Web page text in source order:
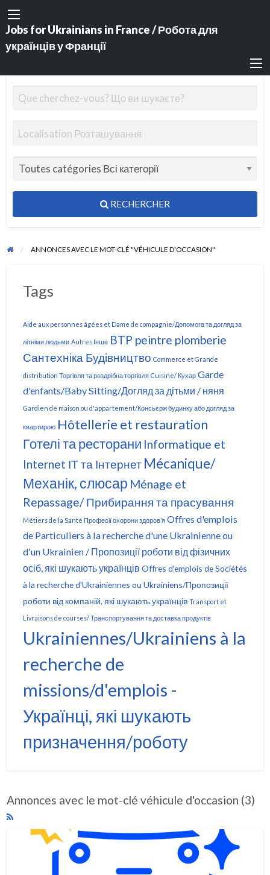
Jobs for Ukrainians in France / Робота для
українців у Франції
RECHERCHER
ANNONCES AVEC LE MOT-CLÉ "VÉHICULE D'OCCASION"
Tags
Aide aux personnes âgées et Dame de compagnie/Допомога та догляд за
літніми людьми Autres Інше BTP peintre plomberie
Сантехніка Будівництво Commerce et Grande
distribution Торгівля та роздрібна торгівля Cuisine/ Кухар Garde
d'enfants/Baby Sitting/Догляд за дітьми / няня
Gardien de maison ou d'appartement/Консьєрж будинку або догляд за
квартирою Hôtellerie et restauration
Готелі та ресторани Informatique et
Internet ІТ та Інтернет Mécanique/
Механік, слюсар Ménage et
Repassage/ Прибирання та прасування
Métiers de la Santé Професії охорони здоров’я Offres d'emplois
de Particuliers à la recherche d'une Ukrainienne ou
d'un Ukrainien / Пропозиції роботи від фізичних
осіб, які шукають українців Offres d'emplois de Sociétés
à la recherche d'Ukrainiennes ou Ukrainiens/Пропозиції
роботи від компаній, які шукають українців Transport et
Livraisons de courses/ Транспортування та доставка продуктів
Ukrainiennes/Ukrainiens à la
recherche de
missions/d'emplois -
Українці, які шукають
призначення/роботу
Annonces avec le mot-clé véhicule d'occasion (3)